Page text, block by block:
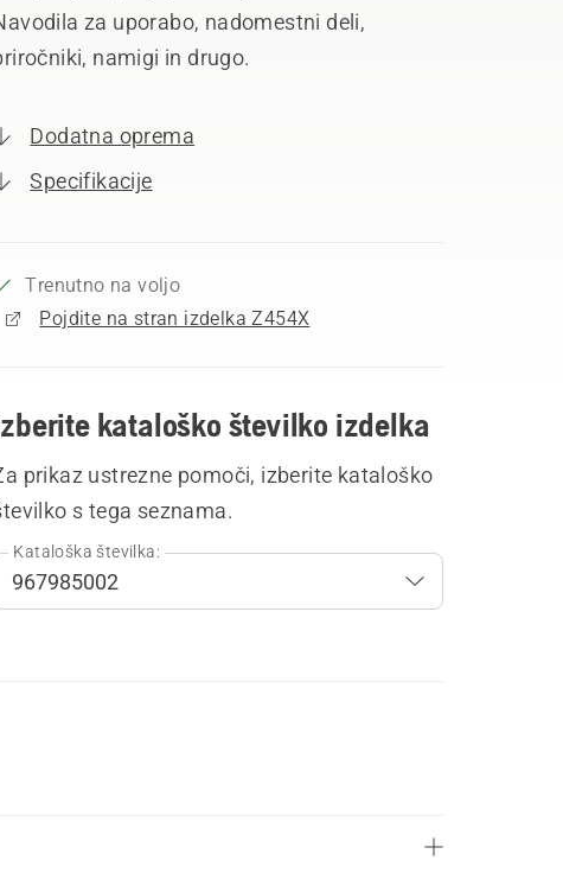
za uporabo, nadomestni deli,
namigi in drugo.
Dodatna oprema
Specifikacije
Trenutno na voljo
Pojdite na stran izdelka Z454X
kataloško številko izdelka
prikaz ustrezne pomoči, izberite kataloško
s tega seznama.
Kataloška številka: